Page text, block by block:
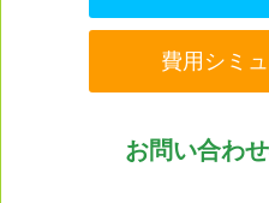
費用シミ
お問い合わ